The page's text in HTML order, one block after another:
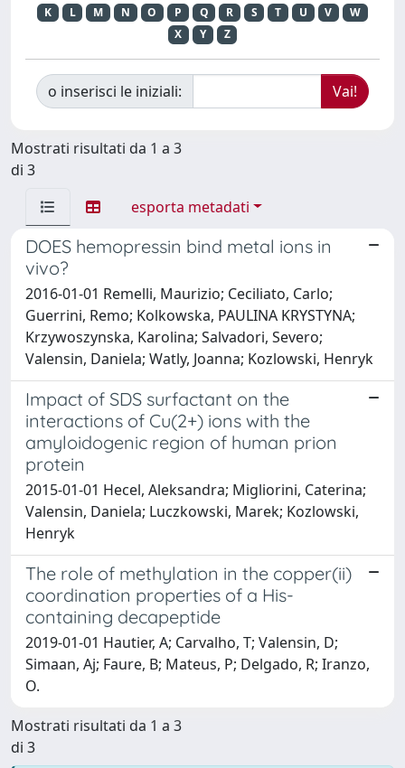
K
L M N O P Q R S T U V
W
X
Y Z
o inserisci le iniziali:
Mostrati risultati da 1 a 3
di 3
esporta metadati
DOES hemopressin bind metal ions in
vivo?
2016-01-01 Remelli, Maurizio; Ceciliato, Carlo;
Guerrini, Remo; Kolkowska, PAULINA KRYSTYNA;
Krzywoszynska, Karolina; Salvadori, Severo;
Valensin, Daniela; Watly, Joanna; Kozlowski, Henryk
Impact of SDS surfactant on the
interactions of Cu(2+) ions with the
amyloidogenic region of human prion
protein
2015-01-01 Hecel, Aleksandra; Migliorini, Caterina;
Valensin, Daniela; Luczkowski, Marek; Kozlowski,
Henryk
The role of methylation in the copper(ii)
coordination properties of a His-
containing decapeptide
2019-01-01 Hautier, A; Carvalho, T; Valensin, D;
Simaan, Aj; Faure, B; Mateus, P; Delgado, R; Iranzo,
O.
Mostrati risultati da 1 a 3
di 3